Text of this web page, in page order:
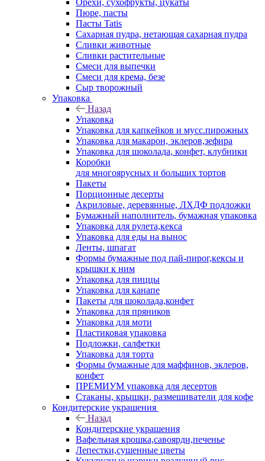
Орехи, сухофрукты, цукаты
Пюре, пасты
Пасты Tatis
Сахарная пудра, нетающая сахарная пудра
Сливки животные
Сливки растительные
Смеси для выпечки
Смеси для крема, безе
Сыр творожный
Упаковка
Назад
Упаковка
Упаковка для капкейков и мусс.пирожных
Упаковка для макарон, эклеров,зефира
Упаковка для шоколада, конфет, клубники
Коробки
для многоярусных и больших тортов
Пакеты
Порционные десерты
Акриловые, деревянные, ЛХДФ подложки
Бумажный наполнитель, бумажная упаковка
Упаковка для рулета,кекса
Упаковка для еды на вынос
Ленты, шпагат
Формы бумажные под пай-пирог,кексы и
крышки к ним
Упаковка для пиццы
Упаковка для канапе
Пакеты для шоколада,конфет
Упаковка для пряников
Упаковка для моти
Пластиковая упаковка
Подложки, салфетки
Упаковка для торта
Формы бумажные для маффинов, эклеров,
конфет
ПРЕМИУМ упаковка для десертов
Стаканы, крышки, размешиватели для кофе
Кондитерские украшения
Назад
Кондитерские украшения
Вафельная крошка,савоярди,печенье
Лепестки,сушенные цветы